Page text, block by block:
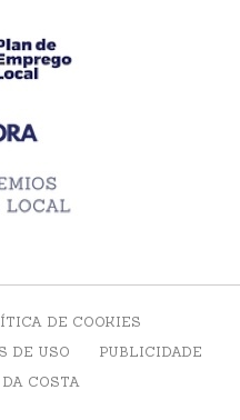
DE COOKIES
DE USO
PUBLICIDADE
COSTA